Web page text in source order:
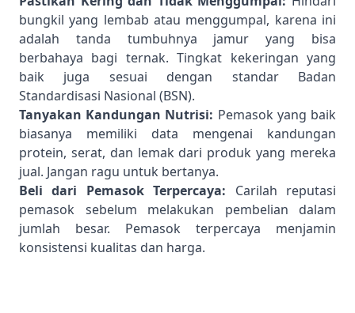
bungkil yang lembab atau menggumpal, karena ini
adalah tanda tumbuhnya jamur yang bisa
berbahaya bagi ternak. Tingkat kekeringan yang
baik juga sesuai dengan standar Badan
Standardisasi Nasional (BSN).
Tanyakan Kandungan Nutrisi: Pemasok yang baik
biasanya memiliki data mengenai kandungan
protein, serat, dan lemak dari produk yang mereka
jual. Jangan ragu untuk bertanya.
Beli dari Pemasok Terpercaya: Carilah reputasi
pemasok sebelum melakukan pembelian dalam
jumlah besar. Pemasok terpercaya menjamin
konsistensi kualitas dan harga.